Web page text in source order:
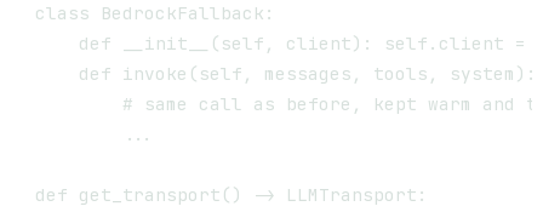
class BedrockFallback:
def __init__(self, client): self.client =
    def invoke(self, messages, tools, system):
# same call as before, kept warm and
        ...
def get_transport() -> LLMTransport: